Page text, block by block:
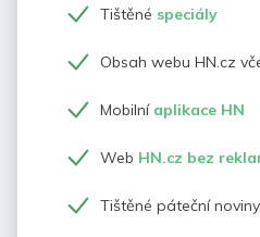
Tištěné speciály
Obsah webu HN.cz
Mobilní aplikace HN
Web HN.cz bez
Tištěné páteční